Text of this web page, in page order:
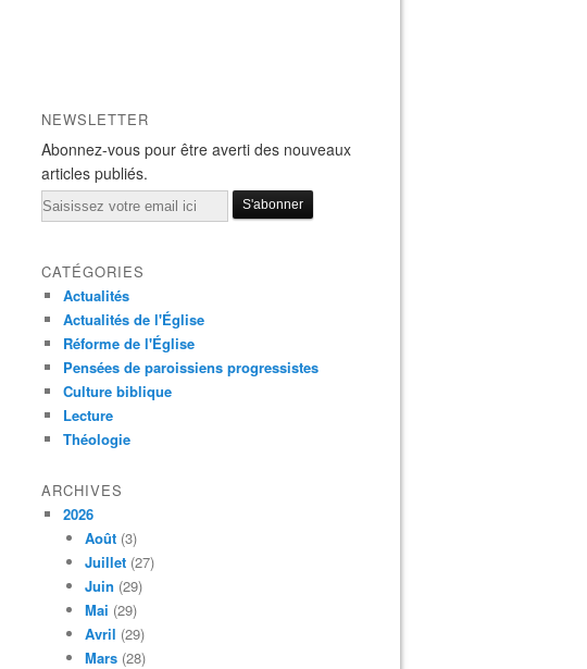
NEWSLETTER
Abonnez-vous pour être averti des nouveaux
articles publiés.
Email
CATÉGORIES
Actualités
Actualités de l'Église
Réforme de l'Église
Pensées de paroissiens progressistes
Culture biblique
Lecture
Théologie
ARCHIVES
2026
Août (3)
Juillet (27)
Juin (29)
Mai (29)
Avril (29)
Mars (28)